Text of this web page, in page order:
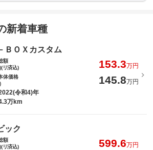
新着車種
ＢＯＸカスタム
額
リ済込)
153.3万円
体価格
145.8万円
令和4)年
万km
ック
額
リ済込)
599.6万円